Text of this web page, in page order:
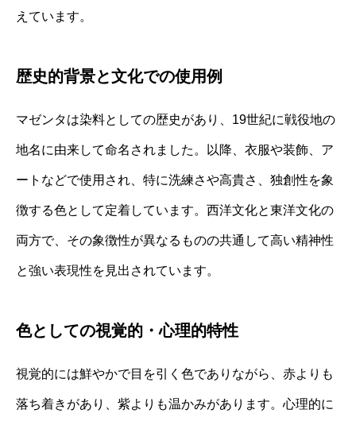
えています。
歴史的背景と文化での使用例
マゼンタは染料としての歴史があり、19世紀に戦役地の
地名に由来して命名されました。以降、衣服や装飾、ア
ートなどで使用され、特に洗練さや高貴さ、独創性を象
徴する色として定着しています。西洋文化と東洋文化の
両方で、その象徴性が異なるものの共通して高い精神性
と強い表現性を見出されています。
色としての視覚的・心理的特性
視覚的には鮮やかで目を引く色でありながら、赤よりも
落ち着きがあり、紫よりも温かみがあります。心理的に